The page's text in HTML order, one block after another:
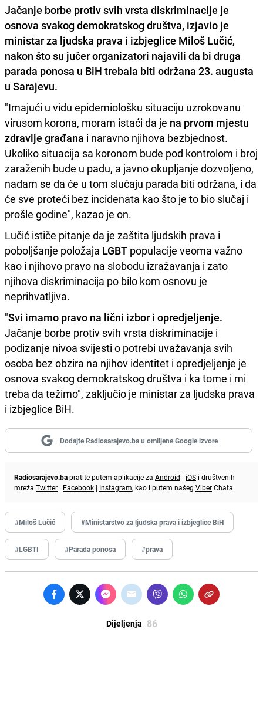
Jačanje borbe protiv svih vrsta diskriminacije je
osnova svakog demokratskog društva, izjavio je
ministar za ljudska prava i izbjeglice Miloš Lučić,
nakon što su jučer organizatori najavili da bi druga
parada ponosa u BiH trebala biti održana 23. augusta
u Sarajevu.
"Imajući u vidu epidemiološku situaciju uzrokovanu
virusom korona, moram istaći da je na prvom mjestu
zdravlje građana i naravno njihova bezbjednost.
Ukoliko situacija sa koronom bude pod kontrolom i broj
zaraženih bude u padu, a javno okupljanje dozvoljeno,
nadam se da će u tom slučaju parada biti održana, i da
će sve proteći bez incidenata kao što je to bio slučaj i
prošle godine", kazao je on.
Lučić ističe pitanje da je zaštita ljudskih prava i
poboljšanje položaja LGBT populacije veoma važno
kao i njihovo pravo na slobodu izražavanja i zato
njihova diskriminacija po bilo kom osnovu je
neprihvatljiva.
"Svi imamo pravo na lični izbor i opredjeljenje.
Jačanje borbe protiv svih vrsta diskriminacije i
podizanje nivoa svijesti o potrebi uvažavanja svih
osoba bez obzira na njihov identitet i opredjeljenje je
osnova svakog demokratskog društva i ka tome i mi
treba da težimo", zaključio je ministar za ljudska prava
i izbjeglice BiH.
Dodajte Radiosarajevo.ba u omiljene Google izvore
Radiosarajevo.bapratite putem aplikacije za Android | iOS i društvenih
mreža Twitter | Facebook | Instagram, kao i putem našeg ViberChata.
#Miloš Lučić #Ministarstvo za ljudska prava i izbjeglice BiH
#LGBTI #Parada ponosa #prava
Dijeljenja 86